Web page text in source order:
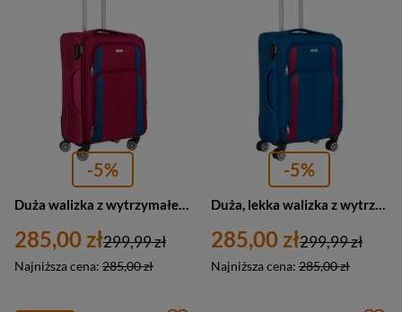
-5%
Duża walizka z wytrzymałej tkaniny poliestrowej w czerwono-niebieskim kolorze - Peterson
285,00 zł
Najniższa cena: 285,00 zł
299,99 zł
-5%
Duża, lekka walizka z wytrzymałej tkaniny poliestrowej w niebiesko-czerwonym kolorze - Peterson
285,00 zł
Najniższa cena: 285,00 zł
299,99 zł